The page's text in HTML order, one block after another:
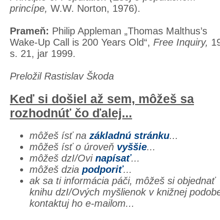
princípe, W.W. Norton, 1976).
Prameň: Philip Appleman „Thomas Malthus’s
Wake-Up Call is 200 Years Old“, Free Inquiry,
s. 21, jar 1999.
Preložil Rastislav Škoda
Keď si došiel až sem, môžeš sa
rozhodnúť čo ďalej...
môžeš ísť na základnú stránku...
môžeš ísť o úroveň vyššie...
môžeš dzI/Ovi napísať...
môžeš dzia podporiť...
ak sa ti informácia páči, môžeš si objednať
knihu dzI/Ových myšlienok v knižnej
kontaktuj ho e-mailom...